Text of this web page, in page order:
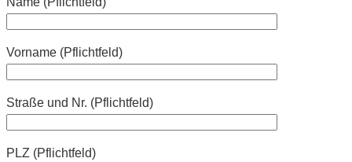
Vorname (Pflichtfeld)
Straße und Nr. (Pflichtfeld)
PLZ (Pflichtfeld)